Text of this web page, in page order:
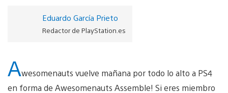
Eduardo García Prieto
Redactor de PlayStation.es
Awesomenauts vuelve mañana por todo lo alto a PS4
en forma de Awesomenauts Assemble! Si eres miembro